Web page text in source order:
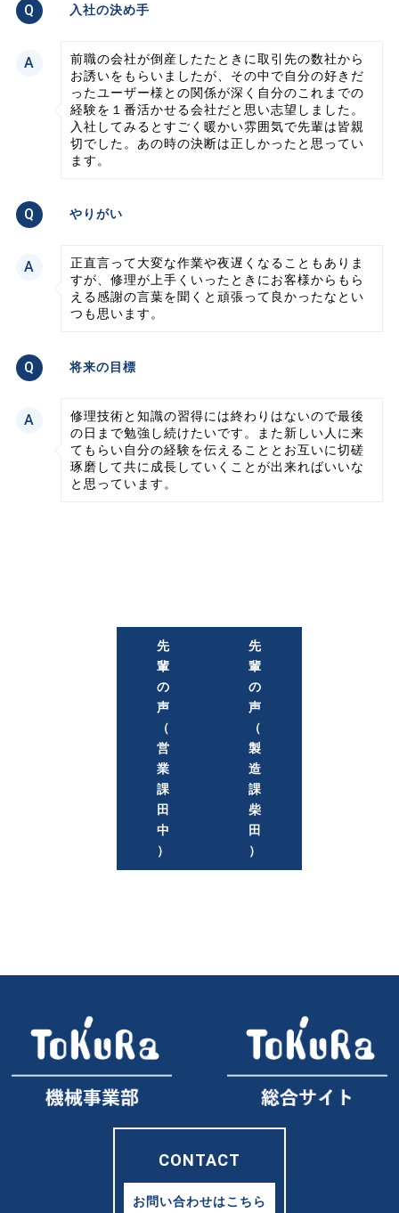
入社の決め手
前職の会社が倒産したたときに取引先の数社から
お誘いをもらいましたが、その中で自分の好きだ
ったユーザー様との関係が深く自分のこれまでの
経験を１番活かせる会社だと思い志望しました。
入社してみるとすごく暖かい雰囲気で先輩は皆親
切でした。あの時の決断は正しかったと思ってい
ます。
やりがい
正直言って大変な作業や夜遅くなることもありま
すが、修理が上手くいったときにお客様からもら
える感謝の言葉を聞くと頑張って良かったなとい
つも思います。
将来の目標
修理技術と知識の習得には終わりはないので最後
の日まで勉強し続けたいです。また新しい人に来
てもらい自分の経験を伝えることとお互いに切磋
琢磨して共に成長していくことが出来ればいいな
と思っています。
先
輩
の
声
（
営
業
課
田
中
）
先
輩
の
声
（
製
造
課
柴
田
）
CONTACT
お問い合わせはこちら